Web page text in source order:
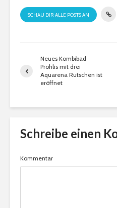
SCHAU DIR ALLE POSTS AN
Neues Kombibad
Prohlis mit drei
Aquarena Rutschen ist
eröffnet
Schreibe einen
Kommentar